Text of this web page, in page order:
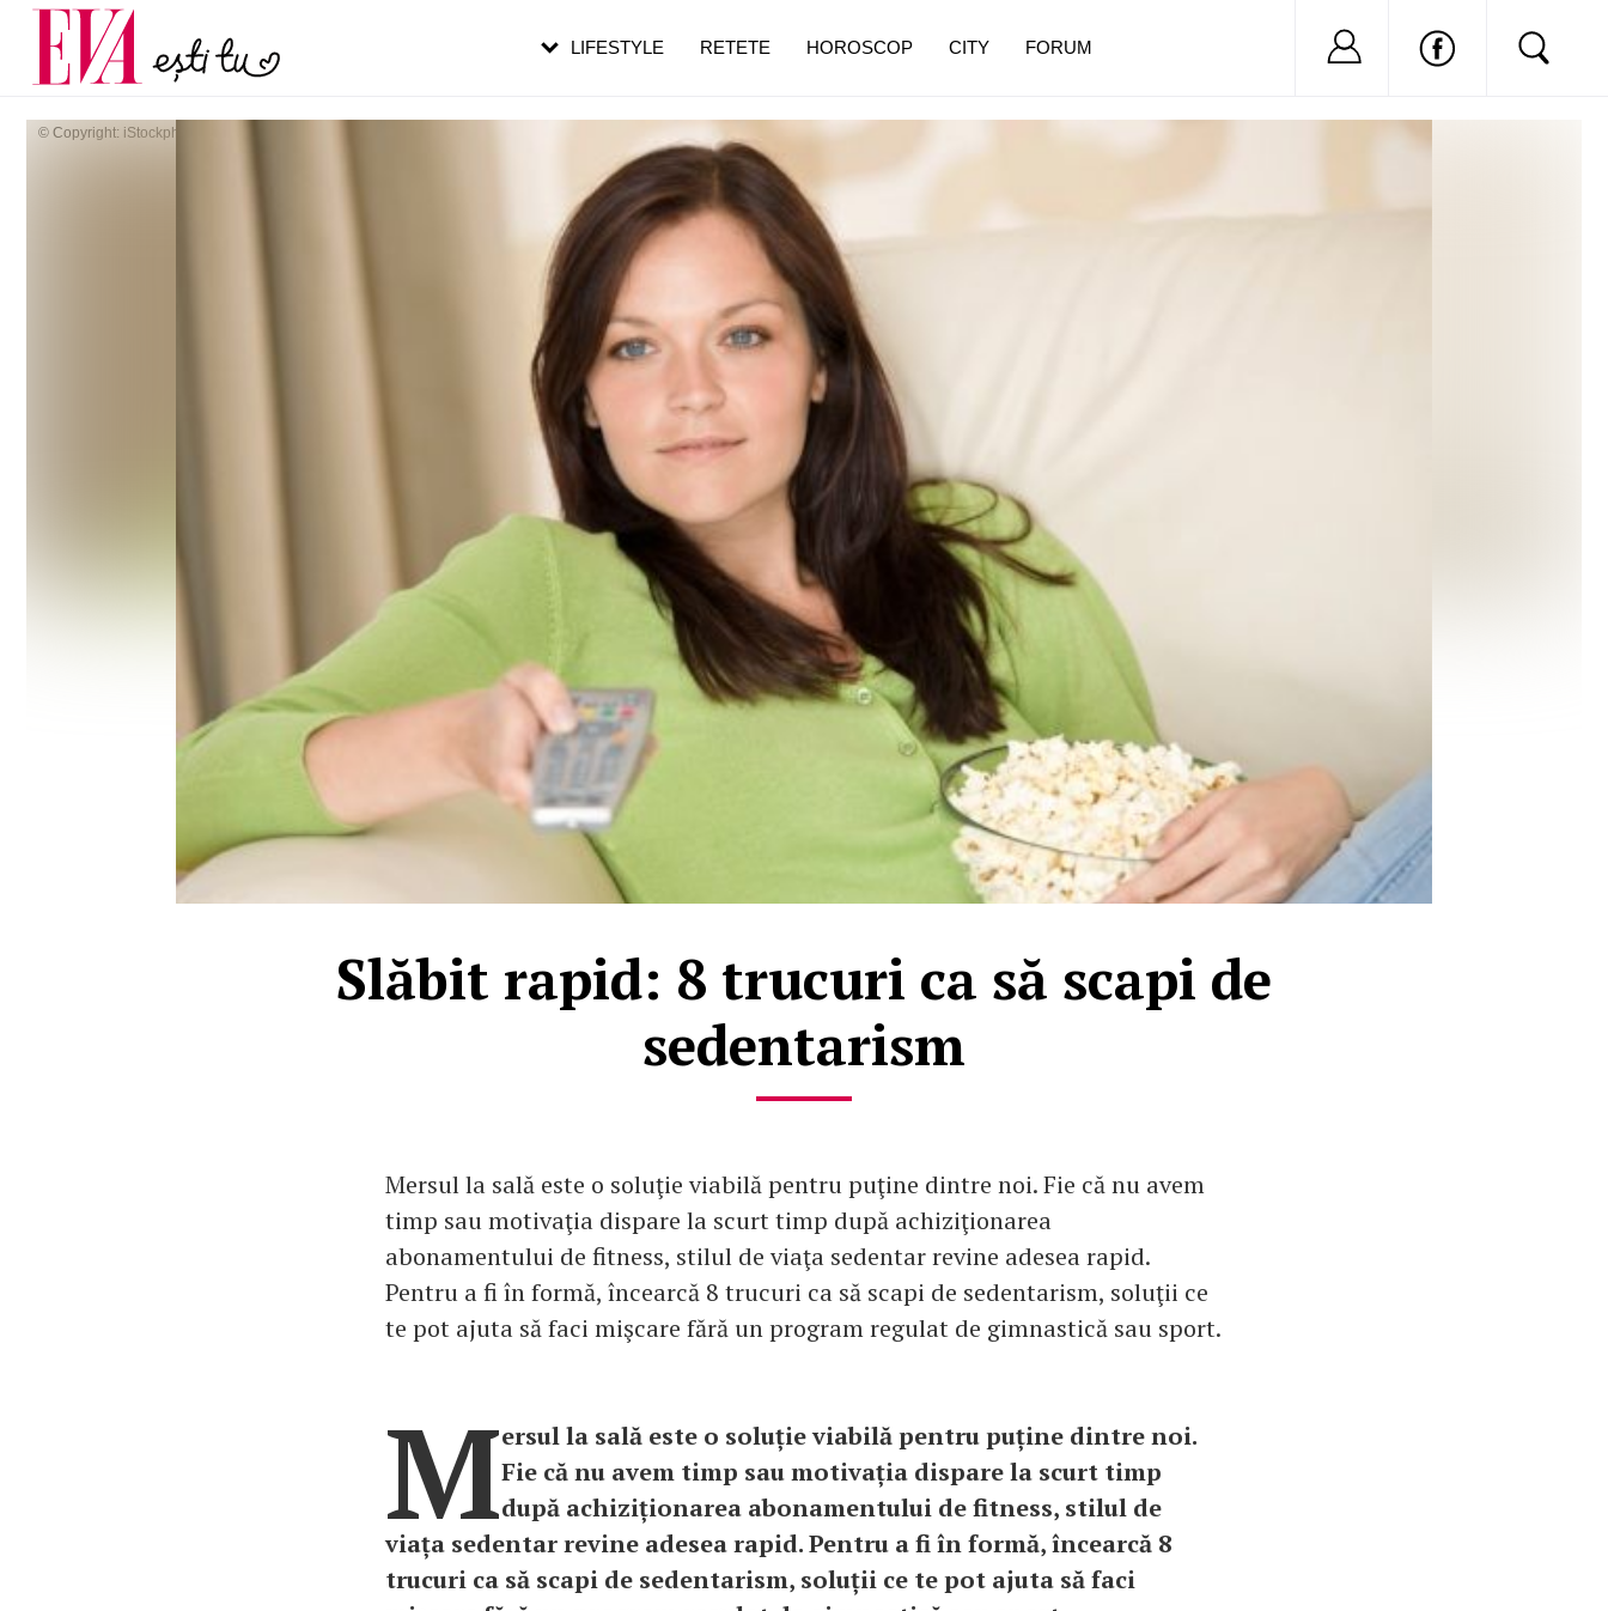
© Copyright: iStockphoto
Slăbit rapid: 8 trucuri ca să scapi de
sedentarism
Mersul la sală este o soluţie viabilă pentru puţine dintre noi. Fie că nu avem
timp sau motivaţia dispare la scurt timp după achiziţionarea
abonamentului de fitness, stilul de viaţa sedentar revine adesea rapid.
Pentru a fi în formă, încearcă 8 trucuri ca să scapi de sedentarism, soluţii ce
te pot ajuta să faci mişcare fără un program regulat de gimnastică sau sport.
Mersul la sală este o soluție viabilă pentru puține dintre noi.
Fie că nu avem timp sau motivația dispare la scurt timp
după achiziționarea abonamentului de fitness, stilul de
viața sedentar revine adesea rapid. Pentru a fi în formă, încearcă 8
trucuri ca să scapi de sedentarism, soluții ce te pot ajuta să faci
LIFESTYLE RETETE HOROSCOP CITY FORUM Nu ai cont?
Carieră
Actualitate
pe măsură ce înaintezi în vârstă